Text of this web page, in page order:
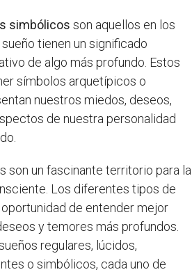
simbólicos son aquellos en los
tienen un significado
de algo más profundo. Estos
símbolos arquetípicos o
nuestros miedos, deseos,
de nuestra personalidad
son un fascinante territorio para la
Los diferentes tipos de
de entender mejor
y temores más profundos.
regulares, lúcidos,
o simbólicos, cada uno de